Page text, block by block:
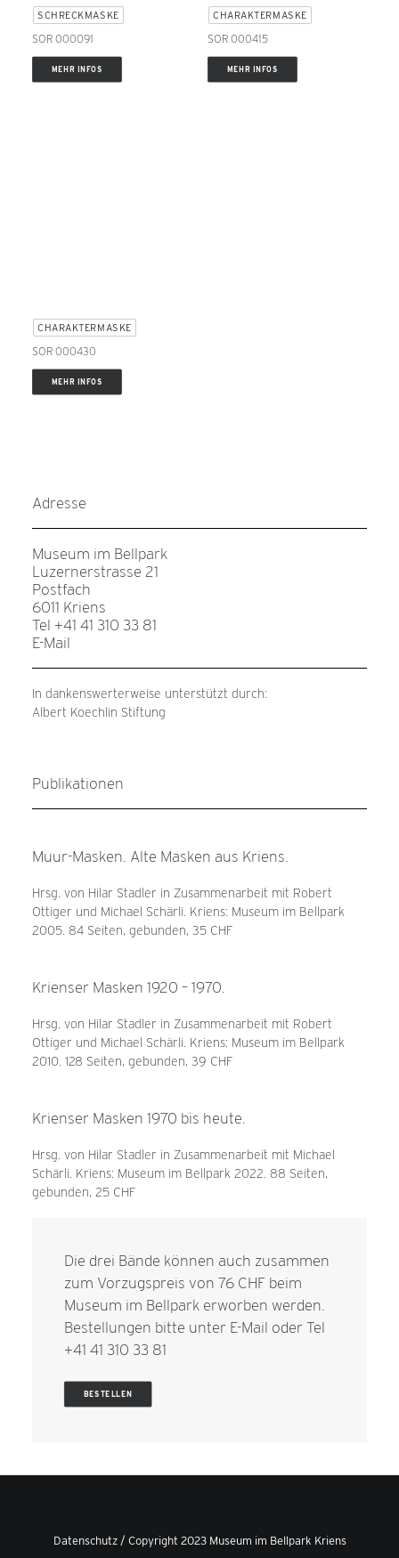
SCHRECKMASKE
SOR 000091
MEHR INFOS
CHARAKTERMASKE
SOR 000415
MEHR INFOS
CHARAKTERMASKE
SOR 000430
MEHR INFOS
Adresse
Museum im Bellpark
Luzernerstrasse 21
Postfach
6011 Kriens
Tel +41 41 310 33 81
E-Mail
In dankenswerterweise unterstützt durch:
Albert Koechlin Stiftung
Publikationen
Muur-Masken. Alte Masken aus Kriens.
Hrsg. von Hilar Stadler in Zusammenarbeit mit Robert
Ottiger und Michael Schärli. Kriens: Museum im Bellpark
2005. 84 Seiten, gebunden, 35 CHF
Krienser Masken 1920 – 1970.
Hrsg. von Hilar Stadler in Zusammenarbeit mit Robert
Ottiger und Michael Schärli. Kriens: Museum im Bellpark
2010. 128 Seiten, gebunden, 39 CHF
Krienser Masken 1970 bis heute.
Hrsg. von Hilar Stadler in Zusammenarbeit mit Michael
Schärli. Kriens: Museum im Bellpark 2022. 88 Seiten,
gebunden, 25 CHF
Die drei Bände können auch zusammen
zum Vorzugspreis von 76 CHF beim
Museum im Bellpark erworben werden.
Bestellungen bitte unter E-Mail oder Tel
+41 41 310 33 81
BESTELLEN
Datenschutz/ Copyright 2023 Museum im Bellpark Kriens